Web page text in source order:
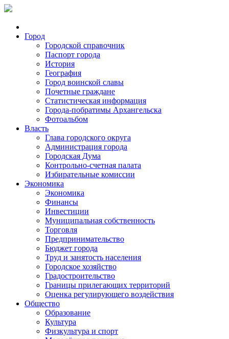
Город
Городской справочник
Паспорт города
История
География
Город воинской славы
Почетные граждане
Статистическая информация
Города-побратимы Архангельска
Фотоальбом
Власть
Глава городского округа
Администрация города
Городская Дума
Контрольно-счетная палата
Избирательные комиссии
Экономика
Экономика
Финансы
Инвестиции
Муниципальная собственность
Торговля
Предпринимательство
Бюджет города
Труд и занятость населения
Городское хозяйство
Градостроительство
Границы прилегающих территорий
Оценка регулирующего воздействия
Общество
Образование
Культура
Физкультура и спорт